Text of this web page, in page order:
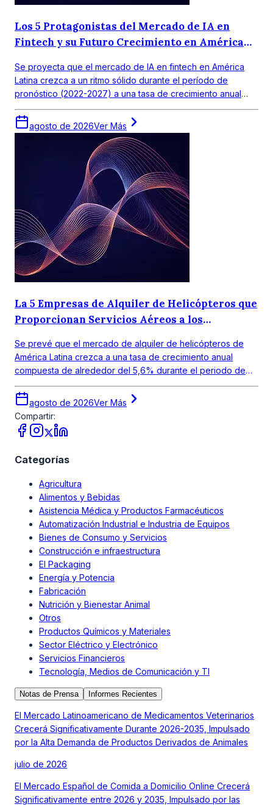
Los 5 Protagonistas del Mercado de IA en
Fintech y su Futuro Crecimiento en América
Se proyecta que el mercado de IA en fintech en América
Latina crezca a un ritmo sólido durante el período de
pronóstico (2022-2027) a una tasa de crecimiento anual
compuesta (CAGR) de 18,0%. El mercado objetivo en
América Latina obtuvo un valor de alrededor de USD 390
millones en 2021.
agosto de 2026Ver Más
La 5 Empresas de Alquiler de Helicópteros que
Proporcionan Servicios Aéreos a los
Se prevé que el mercado de alquiler de helicópteros de
América Latina crezca a una tasa de crecimiento anual
compuesta de alrededor del 5,6% durante el periodo de
pronóstico 2026-2035.
agosto de 2026Ver Más
Compartir:
Categorías
Agricultura
Alimentos y Bebidas
Asistencia Médica y Productos Farmacéuticos
Automatización Industrial e Industria de Equipos
Bienes de Consumo y Servicios
Construcción e infraestructura
El Packaging
Energía y Potencia
Fabricación
Nutrición y Bienestar Animal
Otros
Productos Químicos y Materiales
Sector Eléctrico y Electrónico
Servicios Financieros
Tecnología, Medios de Comunicación y TI
Notas de Prensa Informes Recientes
El Mercado Latinoamericano de Medicamentos Veterinarios
Crecerá Significativamente Durante 2026-2035, Impulsado
por la Alta Demanda de Productos Derivados de Animales
julio de 2026
El Mercado Español de Comida a Domicilio Online Crecerá
Significativamente entre 2026 y 2035, Impulsado por las